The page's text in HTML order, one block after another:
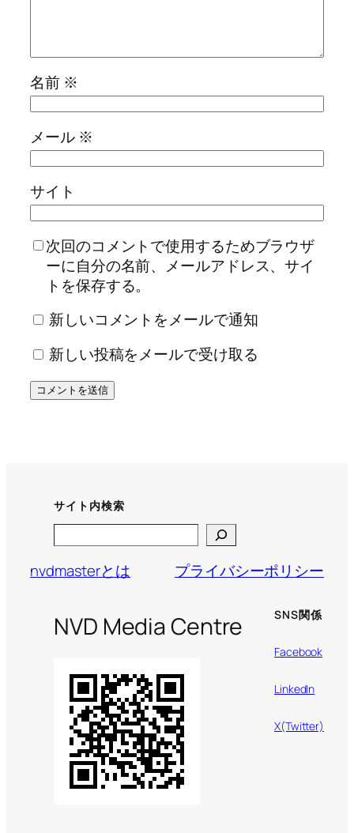
名前 ※
メール ※
サイト
次回のコメントで使用するためブラウザ
ーに自分の名前、メールアドレス、サイ
トを保存する。
新しいコメントをメールで通知
新しい投稿をメールで受け取る
サイト内検索
nvdmasterとは
プライバシーポリシー
NVD Media Centre SNS関係
Facebook
LinkedIn
X(Twitter)